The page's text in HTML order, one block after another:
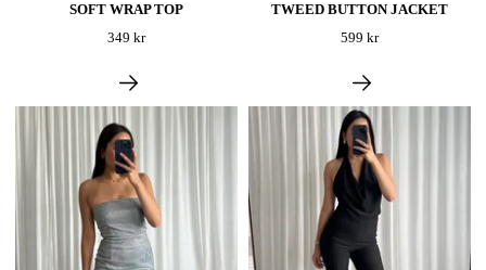
SOFT WRAP TOP
349 kr
TWEED BUTTON JACKET
599 kr